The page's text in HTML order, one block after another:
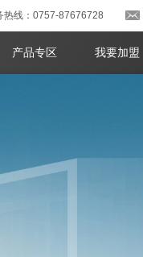
热线：0757-87676728
产品专区 我要加盟